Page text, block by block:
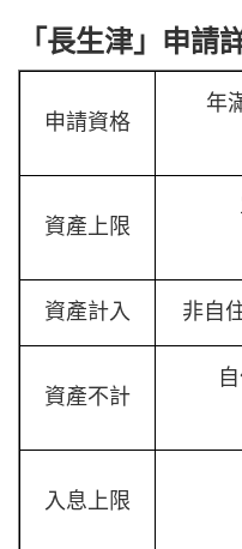
「長生津」申請
申請資格
年
資產上限
資產計入 非自
資產不計
入息上限